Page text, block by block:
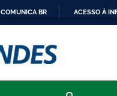
COMUNICA BR ACESSO À